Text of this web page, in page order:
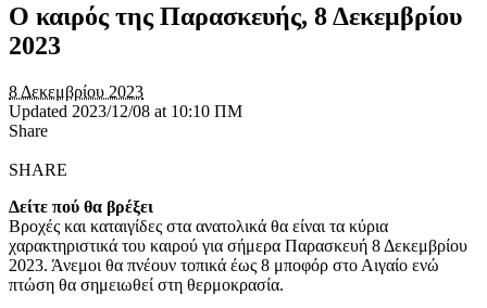
Ο καιρός της Παρασκευής, 8 Δεκεμβρίου
2023
8 Δεκεμβρίου 2023
Updated 2023/12/08 at 10:10 ΠΜ
Share
SHARE
Δείτε πού θα βρέξει
Βροχές και καταιγίδες στα ανατολικά θα είναι τα κύρια
χαρακτηριστικά του καιρού για σήμερα Παρασκευή 8 Δεκεμβρίου
2023. Άνεμοι θα πνέουν τοπικά έως 8 μποφόρ στο Αιγαίο ενώ
πτώση θα σημειωθεί στη θερμοκρασία.